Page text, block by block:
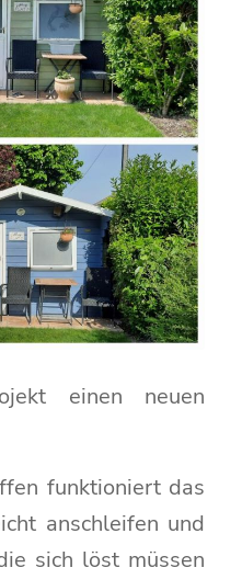
einen neuen
funktioniert das
anschleifen und
sich löst müssen